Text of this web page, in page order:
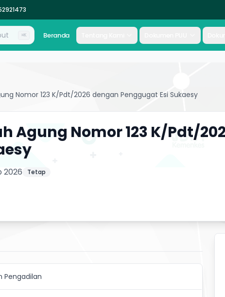
⌘K Beranda
Nomor 123 K/Pdt/2026 dengan Penggugat Esi Sukaesy
Agung Nomor 123 K/Pdt/
2026 Tetap
Pengadilan